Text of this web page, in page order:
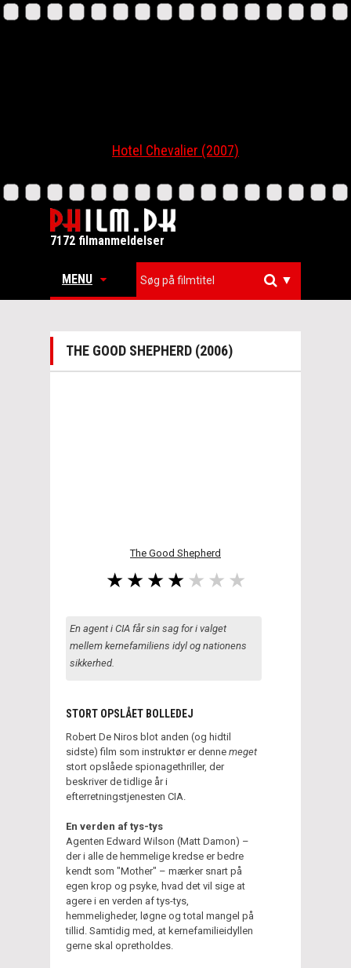
Hotel Chevalier (2007)
7172 filmanmeldelser
MENU ▼
THE GOOD SHEPHERD (2006)
The Good Shepherd
En agent i CIA får sin sag for i valget
mellem kernefamiliens idyl og nationens
sikkerhed.
STORT OPSLÅET BOLLEDEJ
Robert De Niros blot anden (og hidtil
sidste) film som instruktør er denne meget
stort opslåede spionagethriller, der
beskriver de tidlige år i
efterretningstjenesten CIA.
En verden af tys-tys
Agenten Edward Wilson (Matt Damon) –
der i alle de hemmelige kredse er bedre
kendt som "Mother" – mærker snart på
egen krop og psyke, hvad det vil sige at
agere i en verden af tys-tys,
hemmeligheder, løgne og total mangel på
tillid. Samtidig med, at kernefamilieidyllen
gerne skal opretholdes.